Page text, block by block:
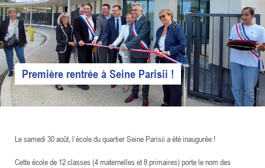
Première rentrée à Seine Parisii !
Le samedi 30 août, l’école du quartier Seine Parisii a été inaugurée !
Cette école de 12 classes (4 maternelles et 8 primaires) porte le nom des